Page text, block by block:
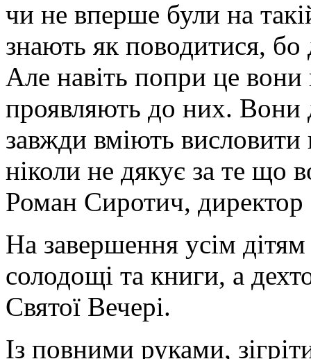
чи не вперше були на
знають як поводитися, бо
Але навіть попри це вони
проявляють до них. Вони
завжди вміють висловити
ніколи не дякує за те що
Роман Сиротич,
На завершення усім
солодощі та книги, а
Святої Вечері.
Із повними руками,